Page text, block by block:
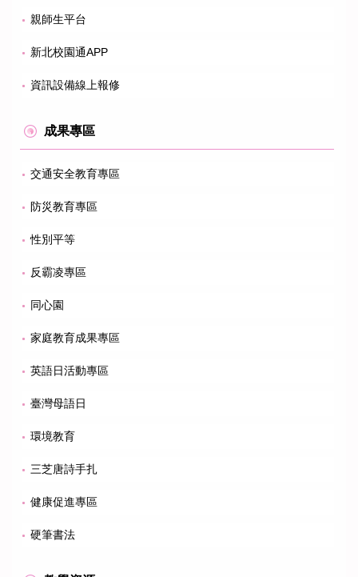
親師生平台
新北校園通APP
資訊設備線上報修
成果專區
交通安全教育專區
防災教育專區
性別平等
反霸凌專區
同心園
家庭教育成果專區
英語日活動專區
臺灣母語日
環境教育
三芝唐詩手扎
健康促進專區
硬筆書法